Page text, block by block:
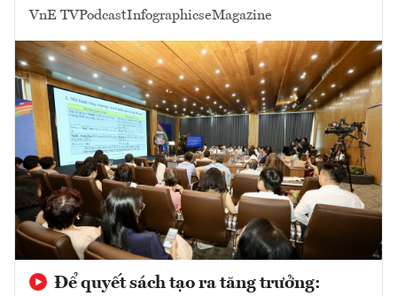
VnE TVPodcastInfographicseMagazine
Để quyết sách tạo ra tăng trưởng: